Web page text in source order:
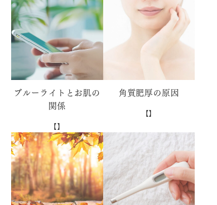
ブルーライトとお肌の
関係
【】
角質肥厚の原因
【】